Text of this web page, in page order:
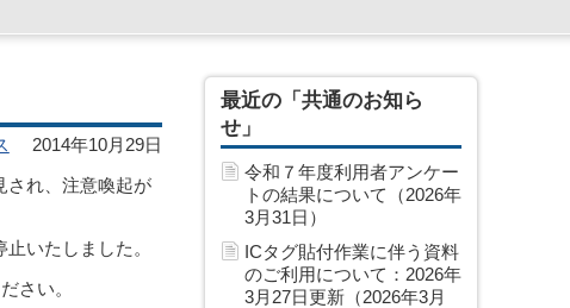
2014年10月29日
され、注意喚起が
いたしました。
さい。
最近の「共通のお知ら
せ」
令和７年度利用者アンケー
トの結果について（2026年
3月31日）
ICタグ貼付作業に伴う資料
のご利用について：2026年
3月27日更新（2026年3月